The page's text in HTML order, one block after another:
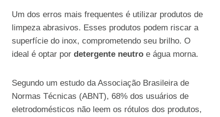
Um dos erros mais frequentes é utilizar produtos de
limpeza abrasivos. Esses produtos podem riscar a
superfície do inox, comprometendo seu brilho. O
ideal é optar por detergente neutro e água morna.
Segundo um estudo da Associação Brasileira de
Normas Técnicas (ABNT), 68% dos usuários de
eletrodomésticos não leem os rótulos dos produtos,